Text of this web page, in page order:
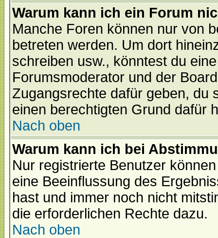
Warum kann ich ein Forum
Manche Foren können nur von
betreten werden. Um dort
schreiben usw., könntest du
Forumsmoderator und der
Zugangsrechte dafür geben, du
einen berechtigten Grund dafür
Nach oben
Warum kann ich bei
Nur registrierte Benutzer
eine Beeinflussung des
hast und immer noch nicht
die erforderlichen Rechte dazu.
Nach oben